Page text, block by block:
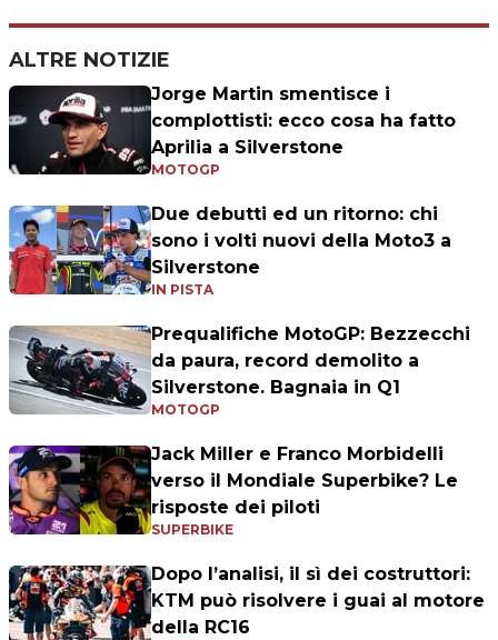
ALTRE NOTIZIE
Jorge Martin smentisce i
complottisti: ecco cosa ha fatto
Aprilia a Silverstone
MOTOGP
Due debutti ed un ritorno: chi
sono i volti nuovi della Moto3 a
Silverstone
IN PISTA
Prequalifiche MotoGP: Bezzecchi
da paura, record demolito a
Silverstone. Bagnaia in Q1
MOTOGP
Jack Miller e Franco Morbidelli
verso il Mondiale Superbike? Le
risposte dei piloti
SUPERBIKE
Dopo l’analisi, il sì dei costruttori:
KTM può risolvere i guai al motore
della RC16